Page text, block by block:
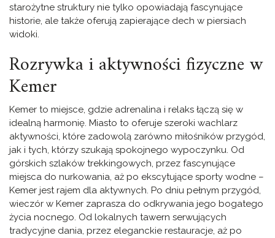
starożytne struktury nie tylko opowiadają fascynujące
historie, ale także oferują zapierające dech w piersiach
widoki.
Rozrywka i aktywności fizyczne w
Kemer
Kemer to miejsce, gdzie adrenalina i relaks łączą się w
idealną harmonię. Miasto to oferuje szeroki wachlarz
aktywności, które zadowolą zarówno miłośników przygód,
jak i tych, którzy szukają spokojnego wypoczynku. Od
górskich szlaków trekkingowych, przez fascynujące
miejsca do nurkowania, aż po ekscytujące sporty wodne –
Kemer jest rajem dla aktywnych. Po dniu pełnym przygód,
wieczór w Kemer zaprasza do odkrywania jego bogatego
życia nocnego. Od lokalnych tawern serwujących
tradycyjne dania, przez eleganckie restauracje, aż po